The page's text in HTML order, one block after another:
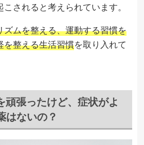
されると考えられています。
ズムを整える、運動する習慣を
を整える生活習慣を取り入れて
頑張ったけど、症状がよ
はないの？